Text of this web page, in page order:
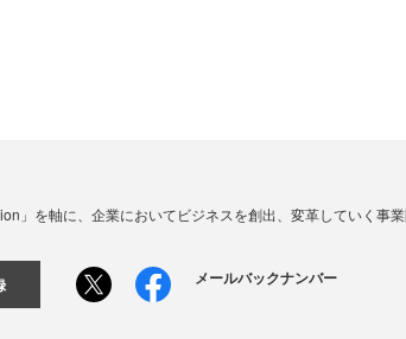
」を軸に、企業においてビジネスを創出、変革していく事
メールバックナンバー